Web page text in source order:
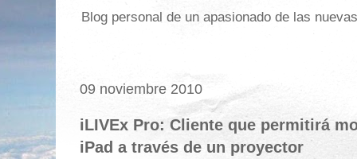
Blog personal de un apasionado de las
09 noviembre 2010
iLIVEx Pro: Cliente que permitirá
iPad a través de un proyector